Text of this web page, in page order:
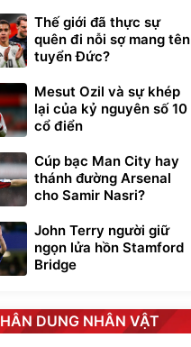
Thế giới đã thực sự
quên đi nỗi sợ mang tên
tuyển Đức?
Mesut Ozil và sự khép
lại của kỷ nguyên số 10
cổ điển
Cúp bạc Man City hay
thánh đường Arsenal
cho Samir Nasri?
John Terry người giữ
ngọn lửa hồn Stamford
Bridge
DUNG NHÂN VẬT